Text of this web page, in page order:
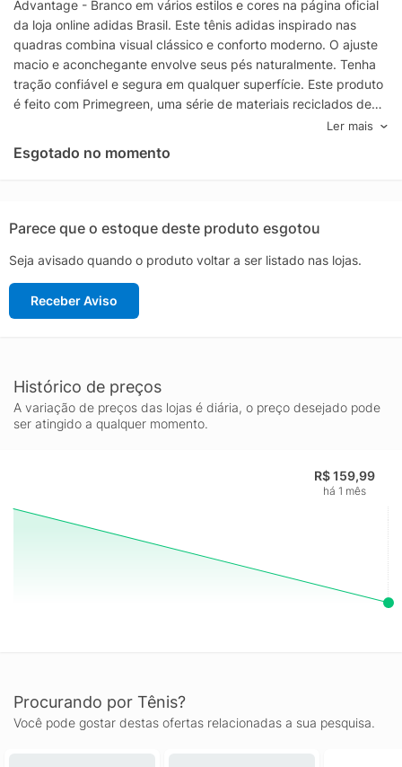
Advantage - Branco em vários estilos e cores na página oficial
da loja online adidas Brasil. Este tênis adidas inspirado nas
quadras combina visual clássico e conforto moderno. O ajuste
macio e aconchegante envolve seus pés naturalmente. Tenha
tração confiável e segura em qualquer superfície. Este produto
é feito com Primegreen, uma série de materiais reciclados de
alta performance. 50% do cabedal é de conteúdo reciclado.
Livre de poliéster virgem.
Ler mais
Esgotado no momento
Parece que o estoque deste produto esgotou
Seja avisado quando o produto voltar a ser listado nas lojas.
Receber Aviso
Histórico de preços
A variação de preços das lojas é diária, o preço desejado pode
ser atingido a qualquer momento.
R$ 159,99
há 1 mês
Procurando por Tênis?
Você pode gostar destas ofertas relacionadas a sua pesquisa.